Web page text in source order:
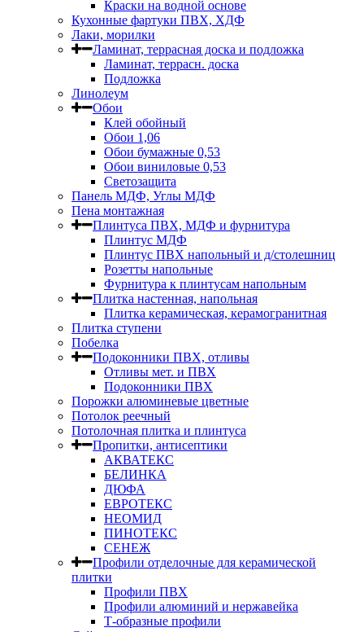
Краски на водной основе
Кухонные фартуки ПВХ, ХДФ
Лаки, морилки
Ламинат, террасная доска и подложка
Ламинат, террасн. доска
Подложка
Линолеум
Обои
Клей обойный
Обои 1,06
Обои бумажные 0,53
Обои виниловые 0,53
Светозащита
Панель МДФ, Углы МДФ
Пена монтажная
Плинтуса ПВХ, МДФ и фурнитура
Плинтус МДФ
Плинтус ПВХ напольный и д/столешниц
Розетты напольные
Фурнитура к плинтусам напольным
Плитка настенная, напольная
Плитка керамическая, керамогранитная
Плитка ступени
Побелка
Подоконники ПВХ, отливы
Отливы мет. и ПВХ
Подоконники ПВХ
Порожки алюминевые цветные
Потолок реечный
Потолочная плитка и плинтуса
Пропитки, антисептики
АКВАТЕКС
БЕЛИНКА
ДЮФА
ЕВРОТЕКС
НЕОМИД
ПИНОТЕКС
СЕНЕЖ
Профили отделочные для керамической
плитки
Профили ПВХ
Профили алюминий и нержавейка
Т-образные профили